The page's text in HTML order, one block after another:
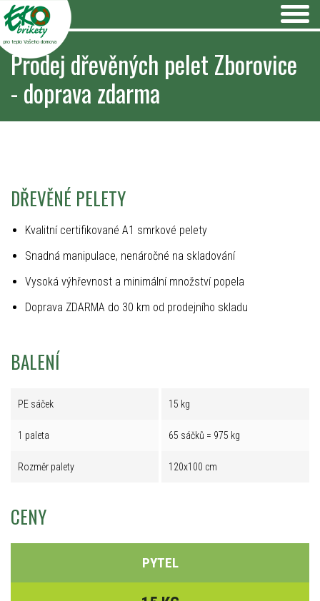
pro teplo Vašeho domova
Prodej dřevěných pelet Zborovice
- doprava zdarma
DŘEVĚNÉ PELETY
Kvalitní certifikované A1 smrkové pelety
Snadná manipulace, nenáročné na skladování
Vysoká výhřevnost a minimální množství popela
Doprava ZDARMA do 30 km od prodejního skladu
BALENÍ
PE sáček 15 kg
1 paleta 65 sáčků = 975 kg
Rozměr palety 120x100 cm
CENY
PYTEL